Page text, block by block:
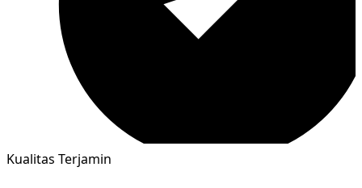
Kualitas Terjamin